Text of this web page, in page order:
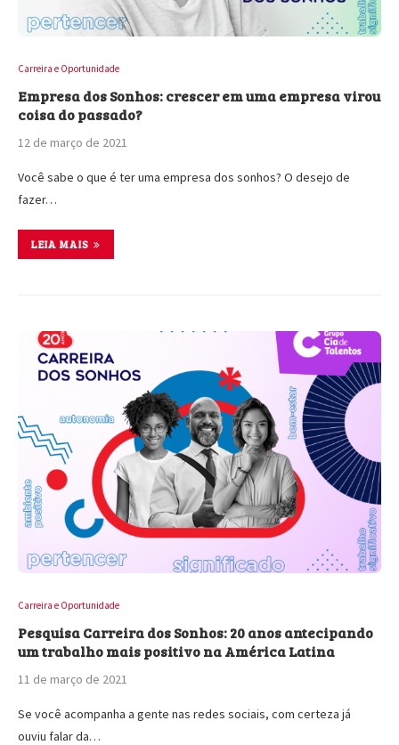
Carreira e Oportunidade
Empresa dos Sonhos: crescer em uma empresa virou
coisa do passado?
12 de março de 2021
Você sabe o que é ter uma empresa dos sonhos? O desejo de
fazer…
LEIA MAIS
Carreira e Oportunidade
Pesquisa Carreira dos Sonhos: 20 anos antecipando
um trabalho mais positivo na América Latina
11 de março de 2021
Se você acompanha a gente nas redes sociais, com certeza já
ouviu falar da…